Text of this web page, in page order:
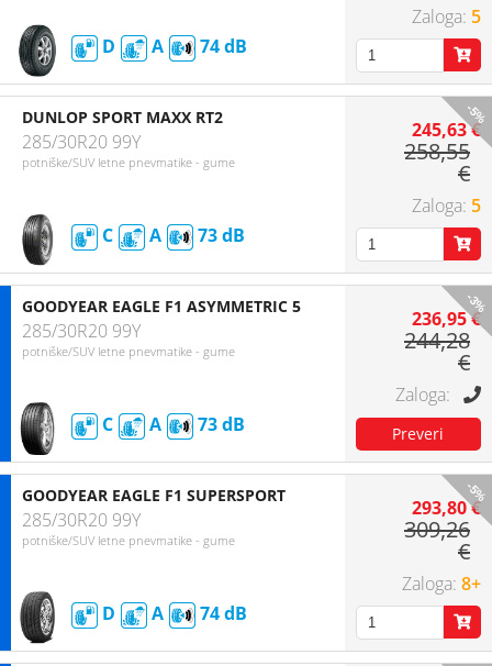
D A 74
5
-5%
DUNLOP SPORT MAXX RT2
285/30R20 99Y
potniške/SUV letne pnevmatike - gume
C A 73
245,63 €
258,55
€
5
-3%
GOODYEAR EAGLE F1 ASYMMETRIC 5
285/30R20 99Y
potniške/SUV letne pnevmatike - gume
C A 73
236,95 €
244,28
€
-5%
GOODYEAR EAGLE F1 SUPERSPORT
285/30R20 99Y
potniške/SUV letne pnevmatike - gume
D A 74
293,80 €
309,26
€
8+